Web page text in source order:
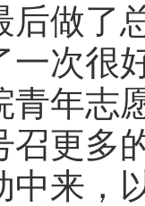
了总
一次很
青年志
召更多
中来，